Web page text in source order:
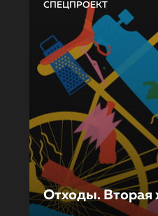
СПЕЦПРОЕКТ
Отходы. Вторая